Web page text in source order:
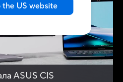
the US website
ASUS CIS